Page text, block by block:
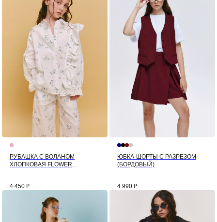
РУБАШКА С ВОЛАНОМ
ХЛОПКОВАЯ FLOWER
4 450 ₽
ЮБКА-ШОРТЫ С РАЗРЕЗОМ
(БОРДОВЫЙ)
4 990 ₽